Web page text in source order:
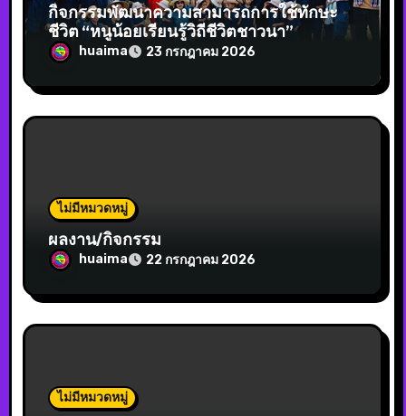
กิจกรรมพัฒนาความสามารถการใช้ทักษะ
ชีวิต “หนูน้อยเรียนรู้วิถีชีวิตชาวนา”
huaima 23 กรกฎาคม 2026
ไม่มีหมวดหมู่
ผลงาน/กิจกรรม
huaima 22 กรกฎาคม 2026
ไม่มีหมวดหมู่